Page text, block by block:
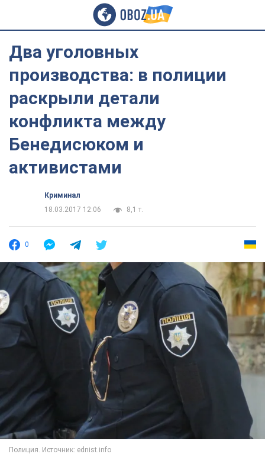
Два уголовных
производства: в полиции
раскрыли детали
конфликта между
Бенедисюком и
активистами
Криминал
18.03.2017 12:06
8,1 т.
0